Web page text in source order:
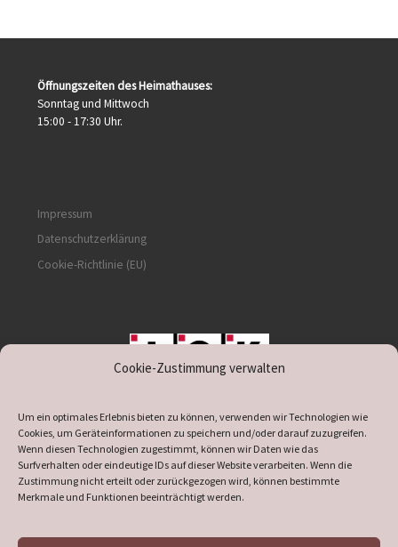
Cookie-Zustimmung verwalten
Um ein optimales Erlebnis bieten zu können, verwenden wir Technologien wie
Cookies, um Geräteinformationen zu speichern und/oder darauf zuzugreifen.
Wenn diesen Technologien zugestimmt, können wir Daten wie das
Surfverhalten oder eindeutige IDs auf dieser Website verarbeiten. Wenn die
Zustimmung nicht erteilt oder zurückgezogen wird, können bestimmte
Merkmale und Funktionen beeinträchtigt werden.
Öffnungszeiten des Heimathauses:
Sonntag und Mittwoch
15:00 - 17:30 Uhr.
Impressum
Datenschutzerklärung
Cookie-Richtlinie (EU)
supported by DÖ